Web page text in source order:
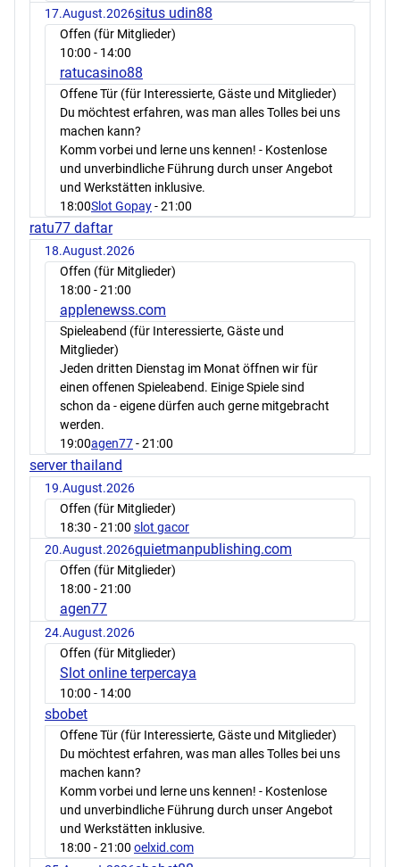
17.August.2026situs udin88
Offen (für Mitglieder)
10:00 - 14:00
ratucasino88
Offene Tür (für Interessierte, Gäste und Mitglieder)
Du möchtest erfahren, was man alles Tolles bei uns
machen kann?
Komm vorbei und lerne uns kennen! - Kostenlose
und unverbindliche Führung durch unser Angebot
und Werkstätten inklusive.
18:00Slot Gopay- 21:00
ratu77 daftar
18.August.2026
Offen (für Mitglieder)
18:00 - 21:00
applenewss.com
Spieleabend (für Interessierte, Gäste und
Mitglieder)
Jeden dritten Dienstag im Monat öffnen wir für
einen offenen Spieleabend. Einige Spiele sind
schon da - eigene dürfen auch gerne mitgebracht
werden.
19:00agen77- 21:00
server thailand
19.August.2026
Offen (für Mitglieder)
18:30 - 21:00 slot gacor
20.August.2026quietmanpublishing.com
Offen (für Mitglieder)
18:00 - 21:00
agen77
24.August.2026
Offen (für Mitglieder)
Slot online terpercaya
10:00 - 14:00
sbobet
Offene Tür (für Interessierte, Gäste und Mitglieder)
Du möchtest erfahren, was man alles Tolles bei uns
machen kann?
Komm vorbei und lerne uns kennen! - Kostenlose
und unverbindliche Führung durch unser Angebot
und Werkstätten inklusive.
18:00 - 21:00 oelxid.com